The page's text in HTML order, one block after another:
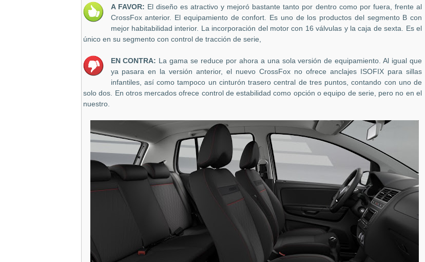
A FAVOR: El diseño es atractivo y mejoró bastante tanto por dentro como por fuera, frente al
CrossFox anterior. El equipamiento de confort. Es uno de los productos del segmento B con
mejor habitabilidad interior. La incorporación del motor con 16 válvulas y la caja de sexta. Es el
único en su segmento con control de tracción de serie,
EN CONTRA: La gama se reduce por ahora a una sola versión de equipamiento. Al igual que
ya pasara en la versión anterior, el nuevo CrossFox no ofrece anclajes ISOFIX para sillas
infantiles, así como tampoco un cinturón trasero central de tres puntos, contando con uno de
solo dos. En otros mercados ofrece control de estabilidad como opción o equipo de serie, pero no en el
nuestro.